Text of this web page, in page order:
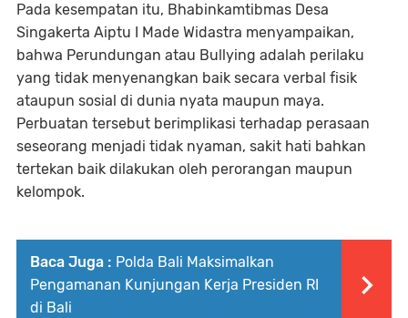
Pada kesempatan itu, Bhabinkamtibmas Desa
Singakerta Aiptu I Made Widastra menyampaikan,
bahwa Perundungan atau Bullying adalah perilaku
yang tidak menyenangkan baik secara verbal fisik
ataupun sosial di dunia nyata maupun maya.
Perbuatan tersebut berimplikasi terhadap perasaan
seseorang menjadi tidak nyaman, sakit hati bahkan
tertekan baik dilakukan oleh perorangan maupun
kelompok.
Baca Juga : Polda Bali Maksimalkan
Pengamanan Kunjungan Kerja Presiden RI
di Bali